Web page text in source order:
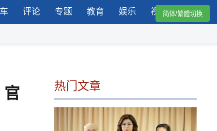
评论 专题 教育 娱乐 视频简体/繁體切換
官 热门文章